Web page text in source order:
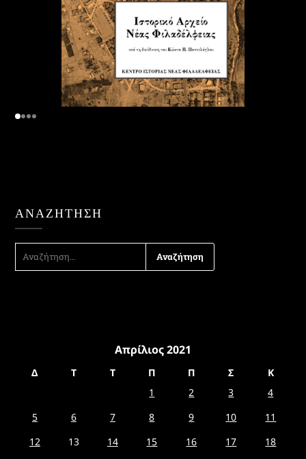
ΑΝΑΖΉΤΗΣΗ
ΑΝΑΖΉΤΗΣΗ
ΓΙΑ:
Απρίλιος 2021
Δ Τ Τ Π Π Σ
Κ
1
2 3
4
5
6 7 8 9 10
11
12
13 14 15 16 17
18